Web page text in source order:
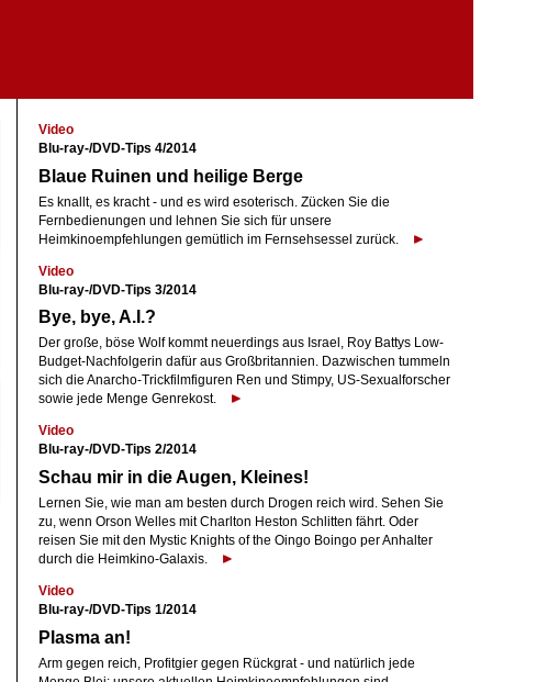
Video
Blu-ray-/DVD-Tips 4/2014
Blaue Ruinen und heilige Berge
Es knallt, es kracht - und es wird esoterisch. Zücken Sie die
Fernbedienungen und lehnen Sie sich für unsere
Heimkinoempfehlungen gemütlich im Fernsehsessel zurück.
Video
Blu-ray-/DVD-Tips 3/2014
Bye, bye, A.I.?
Der große, böse Wolf kommt neuerdings aus Israel, Roy Battys Low-
Budget-Nachfolgerin dafür aus Großbritannien. Dazwischen tummeln
sich die Anarcho-Trickfilmfiguren Ren und Stimpy, US-Sexualforscher
sowie jede Menge Genrekost.
Video
Blu-ray-/DVD-Tips 2/2014
Schau mir in die Augen, Kleines!
Lernen Sie, wie man am besten durch Drogen reich wird. Sehen Sie
zu, wenn Orson Welles mit Charlton Heston Schlitten fährt. Oder
reisen Sie mit den Mystic Knights of the Oingo Boingo per Anhalter
durch die Heimkino-Galaxis.
Video
Blu-ray-/DVD-Tips 1/2014
Plasma an!
Arm gegen reich, Profitgier gegen Rückgrat - und natürlich jede